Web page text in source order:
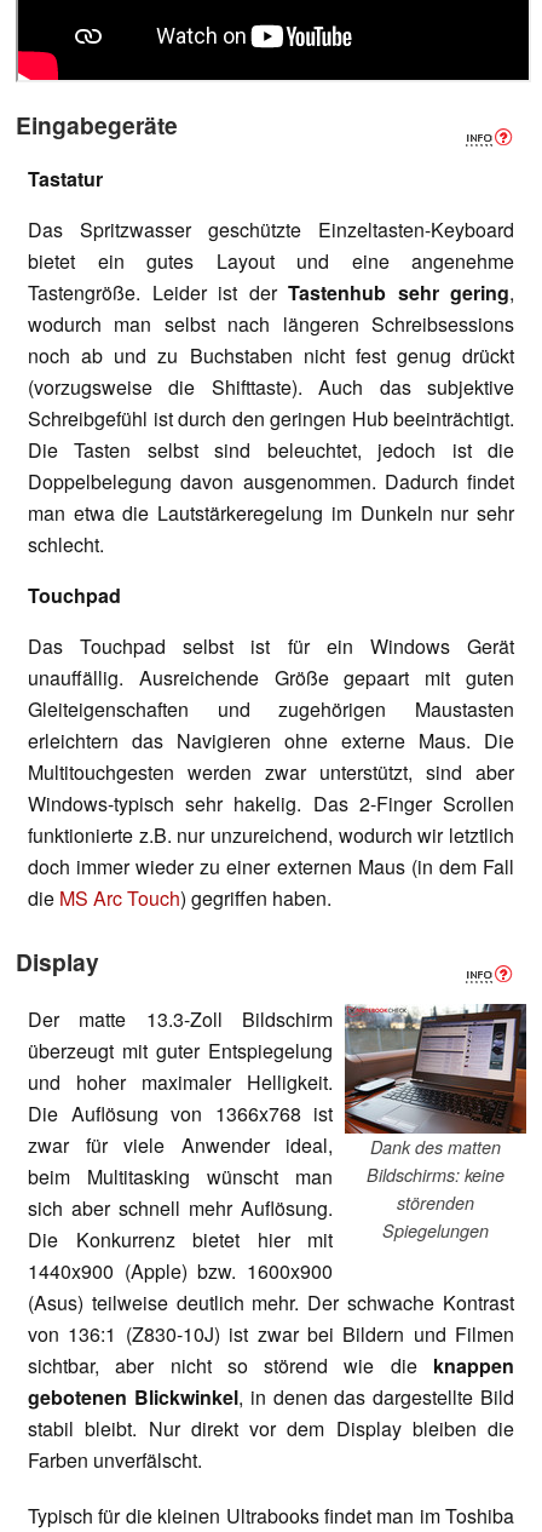
Eingabegeräte
Tastatur
Das Spritzwasser geschützte Einzeltasten-Keyboard
bietet ein gutes Layout und eine angenehme
Tastengröße. Leider ist der Tastenhub sehr gering,
wodurch man selbst nach längeren Schreibsessions
noch ab und zu Buchstaben nicht fest genug drückt
(vorzugsweise die Shifttaste). Auch das subjektive
Schreibgefühl ist durch den geringen Hub beeinträchtigt.
Die Tasten selbst sind beleuchtet, jedoch ist die
Doppelbelegung davon ausgenommen. Dadurch findet
man etwa die Lautstärkeregelung im Dunkeln nur sehr
schlecht.
Touchpad
Das Touchpad selbst ist für ein Windows Gerät
unauffällig. Ausreichende Größe gepaart mit guten
Gleiteigenschaften und zugehörigen Maustasten
erleichtern das Navigieren ohne externe Maus. Die
Multitouchgesten werden zwar unterstützt, sind aber
Windows-typisch sehr hakelig. Das 2-Finger Scrollen
funktionierte z.B. nur unzureichend, wodurch wir letztlich
doch immer wieder zu einer externen Maus (in dem Fall
die MS Arc Touch) gegriffen haben.
Display
Dank des matten
Bildschirms: keine
störenden
Spiegelungen
Der matte 13.3-Zoll Bildschirm
überzeugt mit guter Entspiegelung
und hoher maximaler Helligkeit.
Die Auflösung von 1366x768 ist
zwar für viele Anwender ideal,
beim Multitasking wünscht man
sich aber schnell mehr Auflösung.
Die Konkurrenz bietet hier mit
1440x900 (Apple) bzw. 1600x900
(Asus) teilweise deutlich mehr. Der schwache Kontrast
von 136:1 (Z830-10J) ist zwar bei Bildern und Filmen
sichtbar, aber nicht so störend wie die knappen
gebotenen Blickwinkel, in denen das dargestellte Bild
stabil bleibt. Nur direkt vor dem Display bleiben die
Farben unverfälscht.
Typisch für die kleinen Ultrabooks findet man im Toshiba